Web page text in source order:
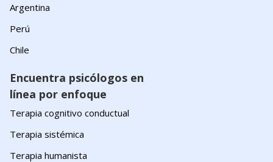
Argentina
Perú
Chile
Encuentra psicólogos en
línea por enfoque
Terapia cognitivo conductual
Terapia sistémica
Terapia humanista